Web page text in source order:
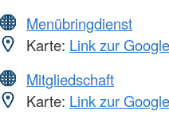
Menübringdienst
Karte: Link zur
Mitgliedschaft
Karte: Link zur